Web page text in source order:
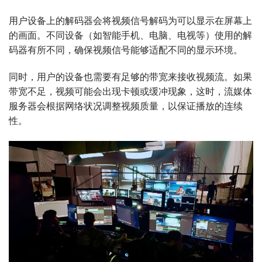
用户设备上的解码器会将视频信号解码为可以显示在屏幕上
的画面。不同设备（如智能手机、电脑、电视等）使用的解
码器有所不同，确保视频信号能够适配不同的显示环境。
同时，用户的设备也需要有足够的带宽来接收视频流。如果
带宽不足，视频可能会出现卡顿或缓冲现象，这时，流媒体
服务器会根据网络状况调整视频质量，以保证播放的连续
性。